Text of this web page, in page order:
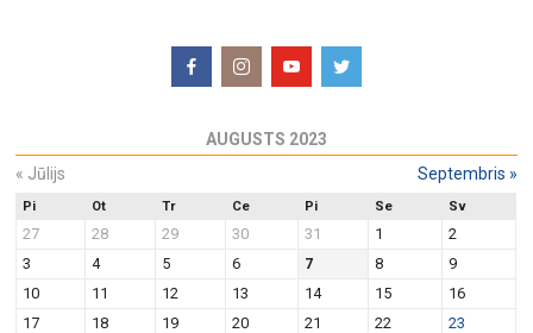
AUGUSTS 2023
« Jūlijs Septembris »
Pi Ot Tr Ce Pi Se Sv
27 28 29 30 31 1
2
3
4 5 6 7 8
9
10
11 12 13 14 15
16
17
18 19 20 21 22
23